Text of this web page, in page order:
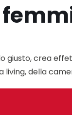
giusto, crea
della